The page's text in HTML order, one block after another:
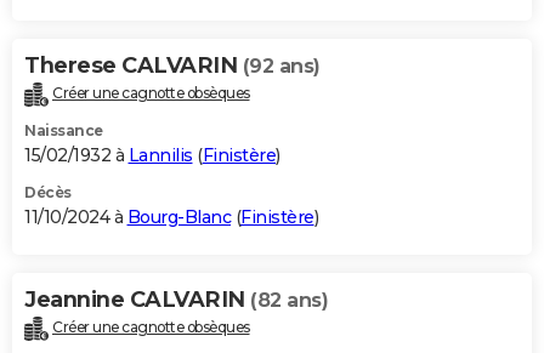
Therese CALVARIN (92 ans)
Créer une cagnotte obsèques
Naissance
15/02/1932 à Lannilis (Finistère)
Décès
11/10/2024 à Bourg-Blanc(Finistère)
Jeannine CALVARIN (82 ans)
Créer une cagnotte obsèques